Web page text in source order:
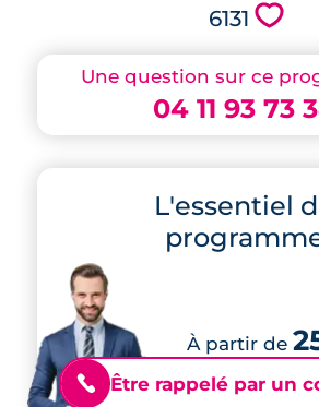
Une question sur ce
04 11 93 73
L'essentiel
À partir de
📞 Être rappelé par un
6131 💗